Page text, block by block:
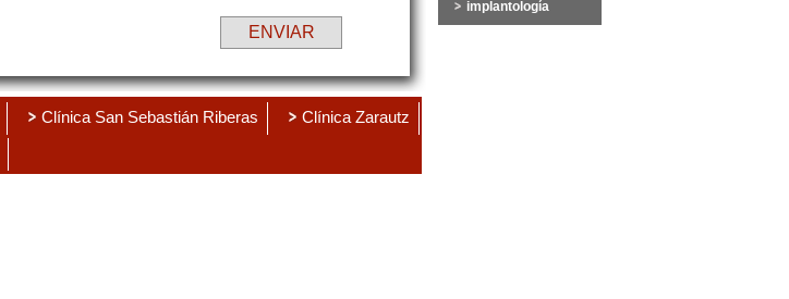
ENVIAR
implantología
Clínica San Sebastián Riberas
Clínica Zarautz